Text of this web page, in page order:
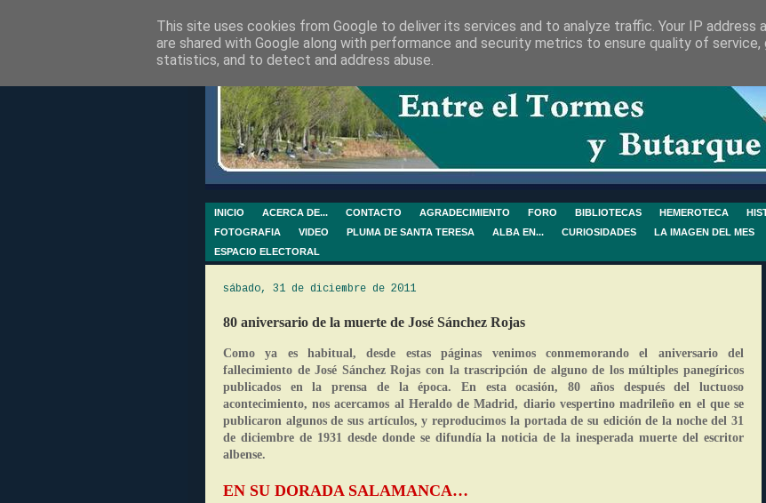
INICIO ACERCA DE... CONTACTO AGRADECIMIENTO FORO BIBLIOTECAS HEMEROTECA
FOTOGRAFIA
VIDEO PLUMA DE SANTA TERESA ALBA EN... CURIOSIDADES LA IMAGEN DEL MES
ESPACIO ELECTORAL
sábado, 31 de diciembre de 2011
80 aniversario de la muerte de José Sánchez Rojas
Como ya es habitual, desde estas páginas venimos conmemorando el aniversario del
fallecimiento de José Sánchez Rojas con la trascripción de alguno de los múltiples panegíricos
publicados en la prensa de la época. En esta ocasión, 80 años después del luctuoso
acontecimiento, nos acercamos al Heraldo de Madrid, diario vespertino madrileño en el que se
publicaron algunos de sus artículos, y reproducimos la portada de su edición de la noche del 31
de diciembre de 1931 desde donde se difundía la noticia de la inesperada muerte del escritor
albense.
EN SU DORADA SALAMANCA…
This site uses cookies from Google to deliver its services and to analyze traffic. Your IP address
are shared with Google along with performance and security metrics to ensure quality of service,
statistics, and to detect and address abuse.